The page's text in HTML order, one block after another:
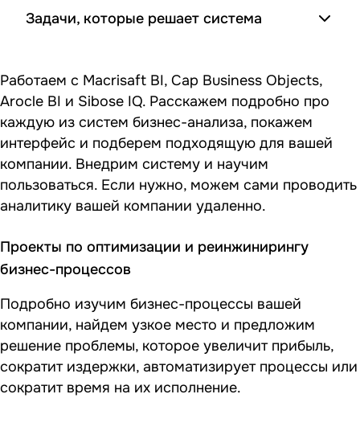
Задачи, которые решает система
Работаем с Macrisaft BI, Cap Business Objects,
Arocle BI и Sibose IQ. Расскажем подробно про
каждую из систем бизнес-анализа, покажем
интерфейс и подберем подходящую для вашей
компании. Внедрим систему и научим
пользоваться. Если нужно, можем сами проводить
аналитику вашей компании удаленно.
Проекты по оптимизации и реинжинирингу
бизнес-процессов
Подробно изучим бизнес-процессы вашей
компании, найдем узкое место и предложим
решение проблемы, которое увеличит прибыль,
сократит издержки, автоматизирует процессы или
сократит время на их исполнение.